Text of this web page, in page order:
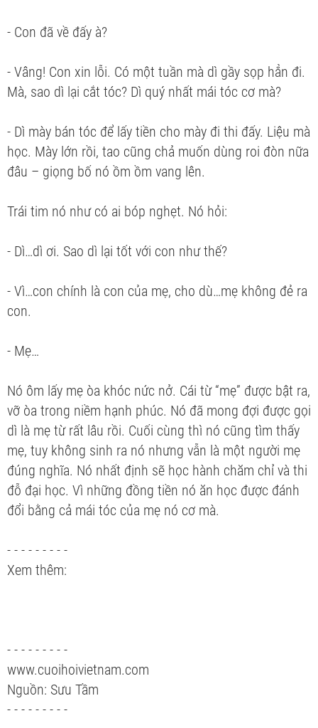
- Con đã về đấy à?
- Vâng! Con xin lỗi. Có một tuần mà dì gầy sọp hẳn đi.
Mà, sao dì lại cắt tóc? Dì quý nhất mái tóc cơ mà?
- Dì mày bán tóc để lấy tiền cho mày đi thi đấy. Liệu mà
học. Mày lớn rồi, tao cũng chả muốn dùng roi đòn nữa
đâu – giọng bố nó ồm ồm vang lên.
Trái tim nó như có ai bóp nghẹt. Nó hỏi:
- Dì…dì ơi. Sao dì lại tốt với con như thế?
- Vì…con chính là con của mẹ, cho dù…mẹ không đẻ ra
con.
- Mẹ…
Nó ôm lấy mẹ òa khóc nức nở. Cái từ “mẹ” được bật ra,
vỡ òa trong niềm hạnh phúc. Nó đã mong đợi được gọi
dì là mẹ từ rất lâu rồi. Cuối cùng thì nó cũng tìm thấy
mẹ, tuy không sinh ra nó nhưng vẫn là một người mẹ
đúng nghĩa. Nó nhất định sẽ học hành chăm chỉ và thi
đỗ đại học. Vì những đồng tiền nó ăn học được đánh
đổi bằng cả mái tóc của mẹ nó cơ mà.
- - - - - - - - -
Xem thêm:
- - - - - - - - -
www.cuoihoivietnam.com
Nguồn: Sưu Tầm
- - - - - - - - -